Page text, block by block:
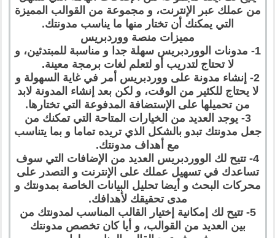
من عملك عبر الإنترنت، و مجموعة من القوالب المميزة
التي يمكنك أن تختار منها ما يناسب مدونتك.
مميزات منصة ووردبريس
1- مدونات الووردبريس سهلة جدا و مناسبة للمبتدئين، و
لا تحتاج لتدريب أو لتعلم لغات برمجة معينة.
2- إنشاء مدونة على ووردبريس أمر في غاية السهولة و
لا يحتاج للكثير من الوقت، و لكن بعد إنشاء المدونة لابد
من تحميلها على الإستضافة المدفوعة التي تختارها.
3- يوجد العديد من الخيارات المتاحة التي تمكنك من
جعل مدونتك تبدو بالشكل الذي تريده تماما و بما يتناسب
مع أهداف مدونتك.
4- تتيح لك الووردبريس العديد من الإضافات التي سوف
تساعدك في تسهيل عملك على الإنترنت و التصدر على
محركات البحث و أيضا تحليل البيانات الخاصة بمدونتك و
مدى تحقيقك لأهدافك.
5- تتيح لك إمكانية إختيار القالب المناسب لمدونتك من
بين العديد من القوالب، و أيا كان تخصص مدونتك